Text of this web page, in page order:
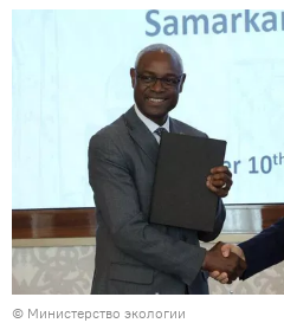
© Министерство экологии